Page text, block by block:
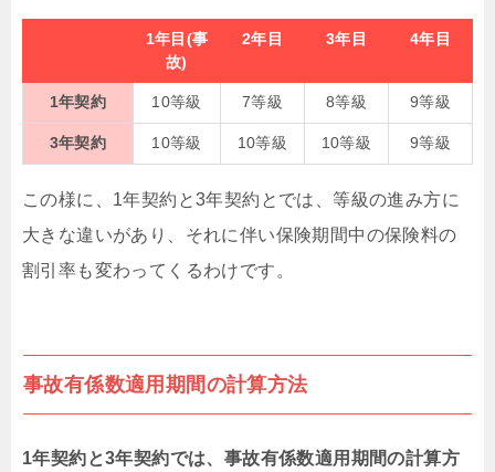
1年目(事
故)
2年目 3年目 4年目
1年契約 10等級 7等級 8等級 9等級
3年契約 10等級 10等級 10等級 9等級
この様に、1年契約と3年契約とでは、等級の進み方に
大きな違いがあり、それに伴い保険期間中の保険料の
割引率も変わってくるわけです。
事故有係数適用期間の計算方法
1年契約と3年契約では、事故有係数適用期間の計算方